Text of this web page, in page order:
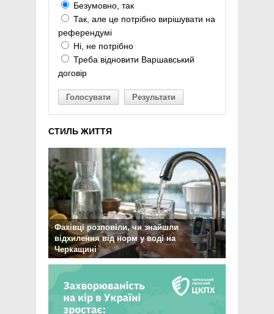
Безумовно, так
Так, але це потрібно вирішувати на
референдумі
Ні, не потрібно
Треба відновити Варшавський
договір
Голосувати Результати
СТИЛЬ ЖИТТЯ
Фахівці розповіли, чи знайшли
відхилення від норм у воді на
Черкащині